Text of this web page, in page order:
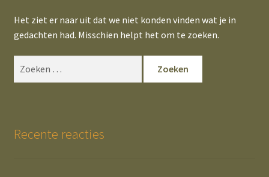
Het ziet er naar uit dat we niet konden vinden wat je in
gedachten had. Misschien helpt het om te zoeken.
Recente reacties